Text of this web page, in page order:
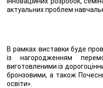
актуальних проблем
В рамках виставки буде
із нагородженням
виготовленими із
бронзовими, а також
освіти».